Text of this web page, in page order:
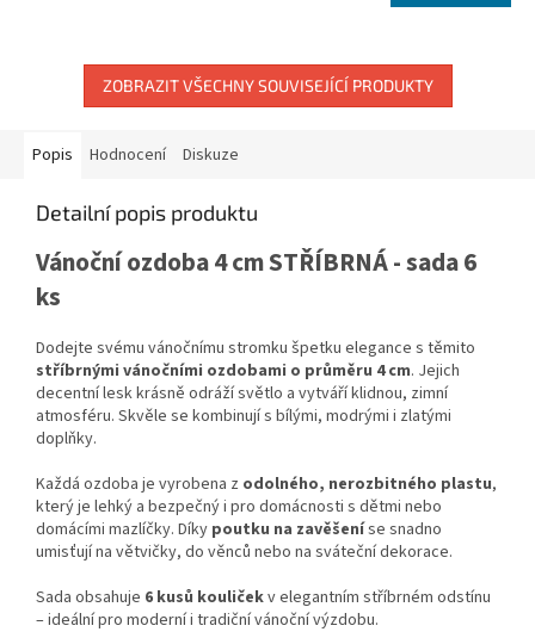
ZOBRAZIT VŠECHNY SOUVISEJÍCÍ PRODUKTY
Popis Hodnocení Diskuze
Detailní popis produktu
Vánoční ozdoba 4 cm STŘÍBRNÁ - sada 6
ks
Dodejte svému vánočnímu stromku špetku elegance s těmito
stříbrnými vánočními ozdobami o průměru 4 cm. Jejich
decentní lesk krásně odráží světlo a vytváří klidnou, zimní
atmosféru. Skvěle se kombinují s bílými, modrými i zlatými
doplňky.
Každá ozdoba je vyrobena z odolného, nerozbitného plastu,
který je lehký a bezpečný i pro domácnosti s dětmi nebo
domácími mazlíčky. Díky poutku na zavěšeníse snadno
umisťují na větvičky, do věnců nebo na sváteční dekorace.
Sada obsahuje 6 kusů kouličekv elegantním stříbrném odstínu
– ideální pro moderní i tradiční vánoční výzdobu.